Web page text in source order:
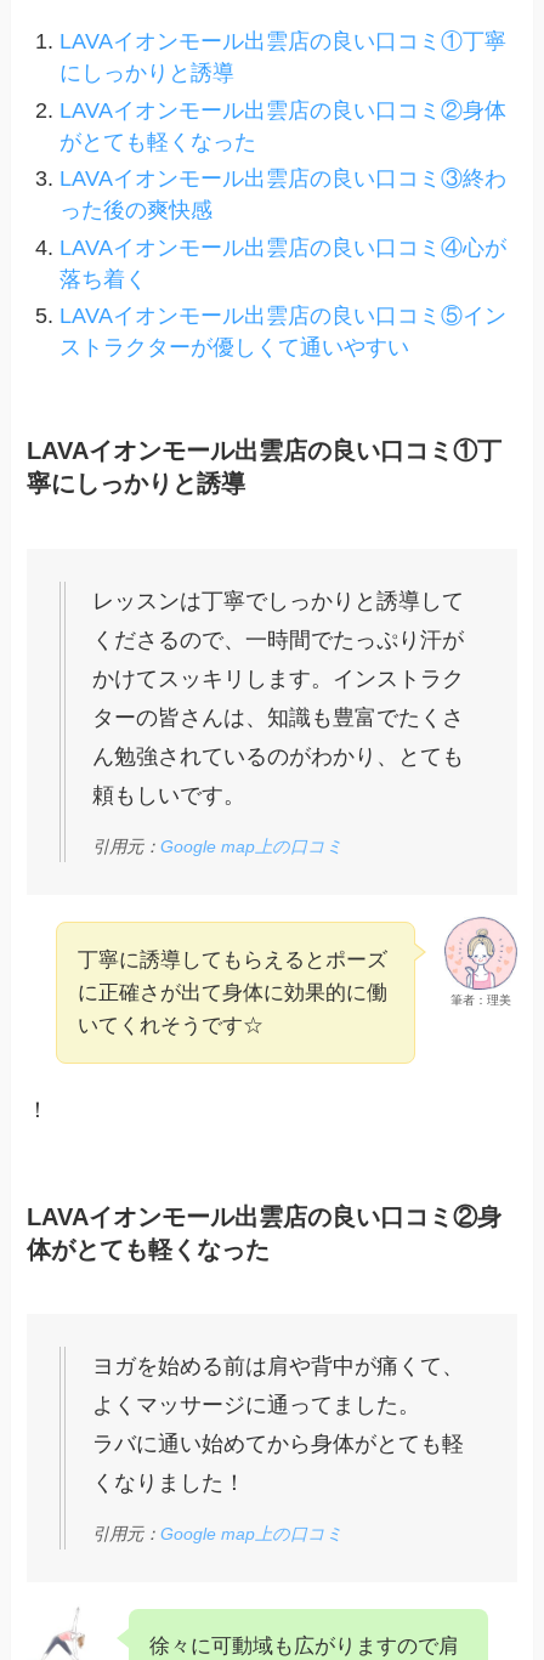
LAVAイオンモール出雲店の良い口コミ①丁寧
にしっかりと誘導
LAVAイオンモール出雲店の良い口コミ②身体
がとても軽くなった
LAVAイオンモール出雲店の良い口コミ③終わ
った後の爽快感
LAVAイオンモール出雲店の良い口コミ④心が
落ち着く
LAVAイオンモール出雲店の良い口コミ⑤イン
ストラクターが優しくて通いやすい
LAVAイオンモール出雲店の良い口コミ①丁
寧にしっかりと誘導
レッスンは丁寧でしっかりと誘導して
くださるので、一時間でたっぷり汗が
かけてスッキリします。インストラク
ターの皆さんは、知識も豊富でたくさ
ん勉強されているのがわかり、とても
頼もしいです。
引用元：Google map上の口コミ
筆者：理美
丁寧に誘導してもらえるとポーズ
に正確さが出て身体に効果的に働
いてくれそうです☆
！
LAVAイオンモール出雲店の良い口コミ②身
体がとても軽くなった
ヨガを始める前は肩や背中が痛くて、
よくマッサージに通ってました。
ラバに通い始めてから身体がとても軽
くなりました！
引用元：Google map上の口コミ
徐々に可動域も広がりますので肩